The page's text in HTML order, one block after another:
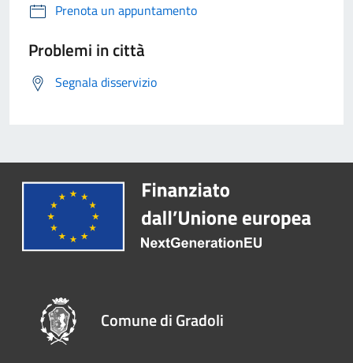
Prenota un appuntamento
Problemi in città
Segnala disservizio
Comune di Gradoli